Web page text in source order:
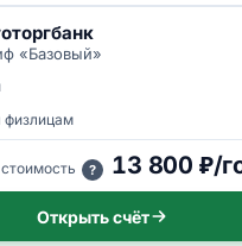
«Базовый»
физлицам
? 13 800 ₽/
Открыть счёт